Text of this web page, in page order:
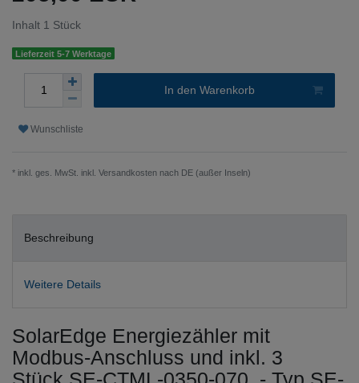
Inhalt 1 Stück
Lieferzeit 5-7 Werktage
In den Warenkorb
Wunschliste
* inkl. ges. MwSt. inkl. Versandkosten nach DE (außer Inseln)
Beschreibung
Weitere Details
SolarEdge Energiezähler mit
Modbus-Anschluss und inkl. 3